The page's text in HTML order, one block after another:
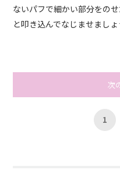
ないパフで細かい部分をの
と叩き込んでなじませましょ
次
1